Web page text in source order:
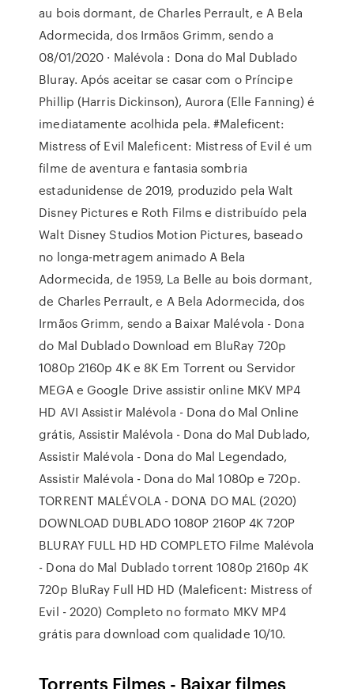
au bois dormant, de Charles Perrault, e A Bela
Adormecida, dos Irmãos Grimm, sendo a
08/01/2020 · Malévola : Dona do Mal Dublado
Bluray. Após aceitar se casar com o Príncipe
Phillip (Harris Dickinson), Aurora (Elle Fanning) é
imediatamente acolhida pela. #Maleficent:
Mistress of Evil Maleficent: Mistress of Evil é um
filme de aventura e fantasia sombria
estadunidense de 2019, produzido pela Walt
Disney Pictures e Roth Films e distribuído pela
Walt Disney Studios Motion Pictures, baseado
no longa-metragem animado A Bela
Adormecida, de 1959, La Belle au bois dormant,
de Charles Perrault, e A Bela Adormecida, dos
Irmãos Grimm, sendo a Baixar Malévola - Dona
do Mal Dublado Download em BluRay 720p
1080p 2160p 4K e 8K Em Torrent ou Servidor
MEGA e Google Drive assistir online MKV MP4
HD AVI Assistir Malévola - Dona do Mal Online
grátis, Assistir Malévola - Dona do Mal Dublado,
Assistir Malévola - Dona do Mal Legendado,
Assistir Malévola - Dona do Mal 1080p e 720p.
TORRENT MALÉVOLA - DONA DO MAL (2020)
DOWNLOAD DUBLADO 1080P 2160P 4K 720P
BLURAY FULL HD HD COMPLETO Filme Malévola
- Dona do Mal Dublado torrent 1080p 2160p 4K
720p BluRay Full HD HD (Maleficent: Mistress of
Evil - 2020) Completo no formato MKV MP4
grátis para download com qualidade 10/10.
Torrents Filmes - Baixar filmes